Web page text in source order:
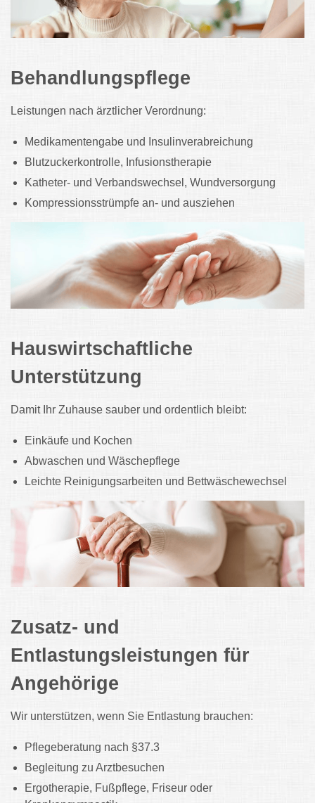
Behandlungspflege
Leistungen nach ärztlicher Verordnung:
Medikamentengabe und Insulinverabreichung
Blutzuckerkontrolle, Infusionstherapie
Katheter- und Verbandswechsel, Wundversorgung
Kompressionsstrümpfe an- und ausziehen
Hauswirtschaftliche
Unterstützung
Damit Ihr Zuhause sauber und ordentlich bleibt:
Einkäufe und Kochen
Abwaschen und Wäschepflege
Leichte Reinigungsarbeiten und Bettwäschewechsel
Zusatz- und
Entlastungsleistungen für
Angehörige
Wir unterstützen, wenn Sie Entlastung brauchen:
Pflegeberatung nach §37.3
Begleitung zu Arztbesuchen
Ergotherapie, Fußpflege, Friseur oder